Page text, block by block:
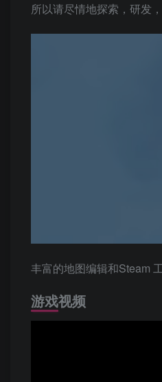
所以请尽情地探索，研发
丰富的地图编辑和Steam
游戏视频